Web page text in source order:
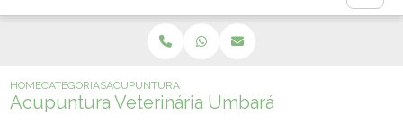
HOMECATEGORIASACUPUNTURA VETERINÁRIA UMBARÁ
Acupuntura Veterinária Umbará